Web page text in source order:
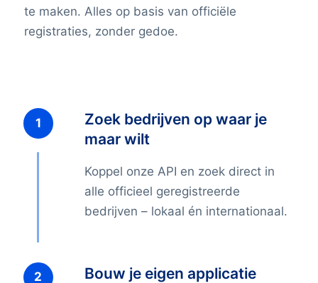
te maken. Alles op basis van officiële
registraties, zonder gedoe.
Zoek bedrijven op waar je
maar wilt
Koppel onze API en zoek direct in
alle officieel geregistreerde
bedrijven – lokaal én internationaal.
Bouw je eigen applicatie